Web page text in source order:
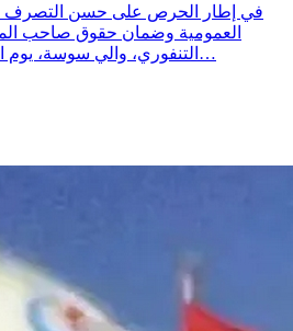
في إطار الحرص على حسن التصرف
العمومية وضمان حقوق صاحب
التنفوري، والي سوسة، يوم الخميس 06 أوت 2026، على…